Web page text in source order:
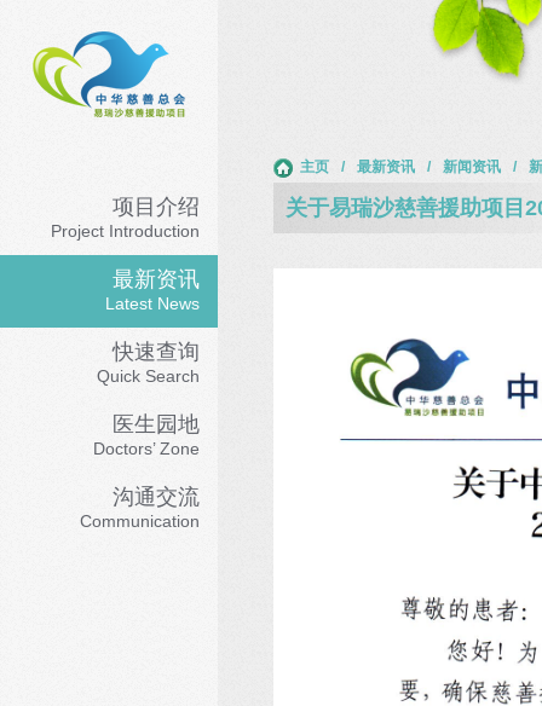
项目介绍
Project Introduction
最新资讯
Latest News
快速查询
Quick Search
医生园地
Doctors’ Zone
沟通交流
Communication
主页 / 最新资讯 / 新闻资讯 /
关于易瑞沙慈善援助项目